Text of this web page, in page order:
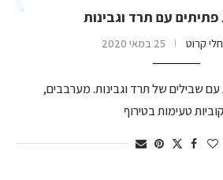
עם תרד וגבינות
קרוט 25 במאי 2020
שבילים של תרד וגבינות. מערבבים,
טעימות בטירוף